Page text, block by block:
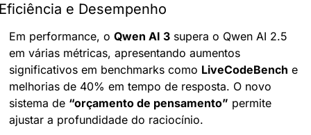
e Desempenho
Em performance, o Qwen AI 3 supera o Qwen AI 2.5
em várias métricas, apresentando aumentos
significativos em benchmarks como LiveCodeBench e
melhorias de 40% em tempo de resposta. O novo
sistema de “orçamento de pensamento” permite
ajustar a profundidade do raciocínio.